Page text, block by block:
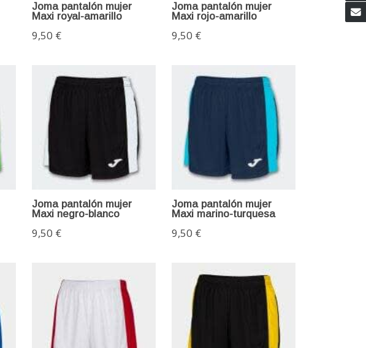
Joma pantalón mujer
Maxi royal-amarillo
9,50 €
Joma pantalón mujer
Maxi rojo-amarillo
9,50 €
Joma pantalón mujer
Maxi negro-blanco
9,50 €
Joma pantalón mujer
Maxi marino-turquesa
9,50 €